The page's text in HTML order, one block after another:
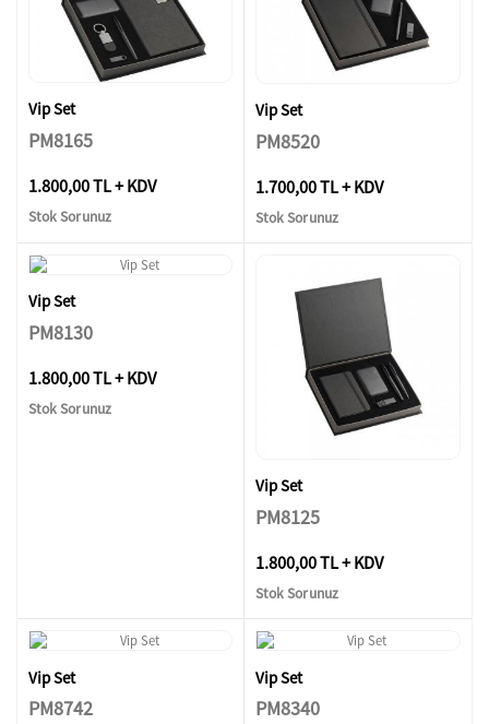
Vip Set
PM8165
1.800,00 TL + KDV
Stok Sorunuz
Vip Set
PM8520
1.700,00 TL + KDV
Stok Sorunuz
Vip Set
PM8130
1.800,00 TL + KDV
Stok Sorunuz
Vip Set
PM8125
1.800,00 TL + KDV
Stok Sorunuz
Vip Set
PM8742
Vip Set
PM8340